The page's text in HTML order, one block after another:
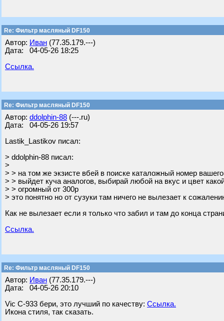
Re: Фильтр масляный DF150
Автор: Иван (77.35.179.---)
Дата: 04-05-26 18:25
Ссылка.
Re: Фильтр масляный DF150
Автор: ddolphin-88 (---.ru)
Дата: 04-05-26 19:57
Lastik_Lastikov писал:
> ddolphin-88 писал:
>
> > на том же экзисте вбей в поиске каталожный номер
> > выйдет куча аналогов, выбирай любой на вкус и цвет
> > огромный от 300р
> это понятно но от сузуки там ничего не вылезает к
Как не вылезает если я только что забил и там до конца
Ссылка.
Re: Фильтр масляный DF150
Автор: Иван (77.35.179.---)
Дата: 04-05-26 20:10
Vic C-933 бери, это лучший по качеству: Ссылка.
Икона стиля, так сказать.